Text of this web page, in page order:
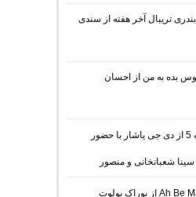
تریبال آخر هفته از سندی
بده به من از احسان
دانلود آهنگ ریمیکس زلزله 5 از دی جی یاشار با حضور
شعبانخانی و منصور